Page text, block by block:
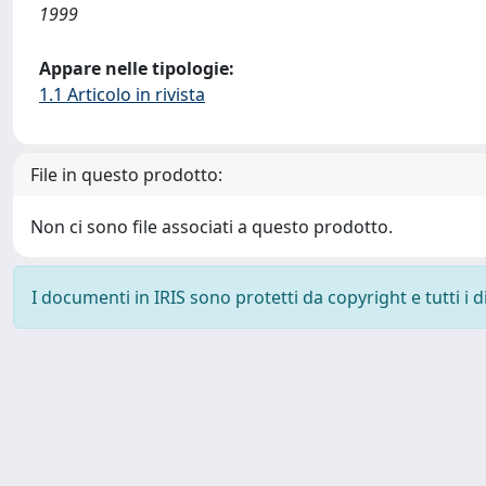
1999
Appare nelle tipologie:
1.1 Articolo in rivista
File in questo prodotto:
Non ci sono file associati a questo prodotto.
I documenti in IRIS sono protetti da copyright e tutti i